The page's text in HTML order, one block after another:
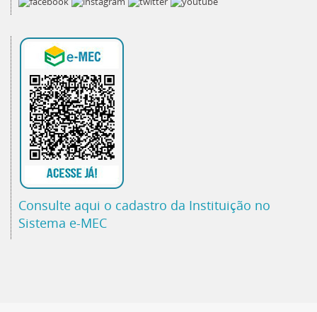
Consulte aqui o cadastro da Instituição no
Sistema e-MEC